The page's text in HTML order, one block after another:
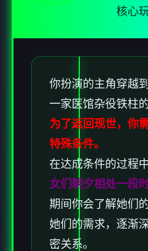
核心
你扮演的主角穿越
一家医馆杂役铁柱的
为了返回现世，你
特殊条件。
在达成条件的过程中
女们朝夕相处一段时
期间你会了解她们
她们的需求，逐渐
密关系。